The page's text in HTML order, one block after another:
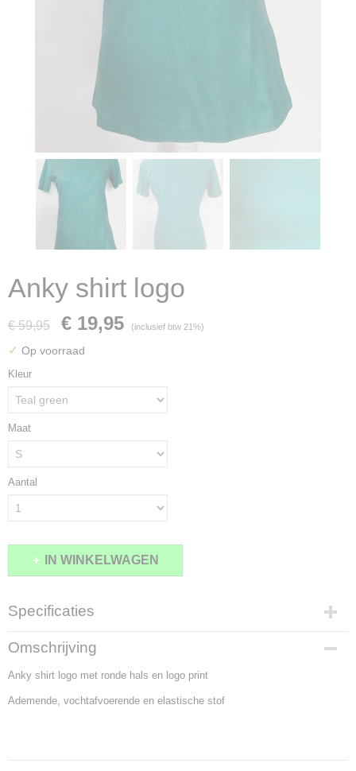
Anky shirt logo
€ 59,95 € 19,95 (inclusief btw 21%)
✓ Op voorraad
Kleur
Maat
Aantal
IN WINKELWAGEN
Specificaties
Bruto gewicht
1,00 Kg
Omschrijving
Anky shirt logo met ronde hals en logo print
Ademende, vochtafvoerende en elastische stof